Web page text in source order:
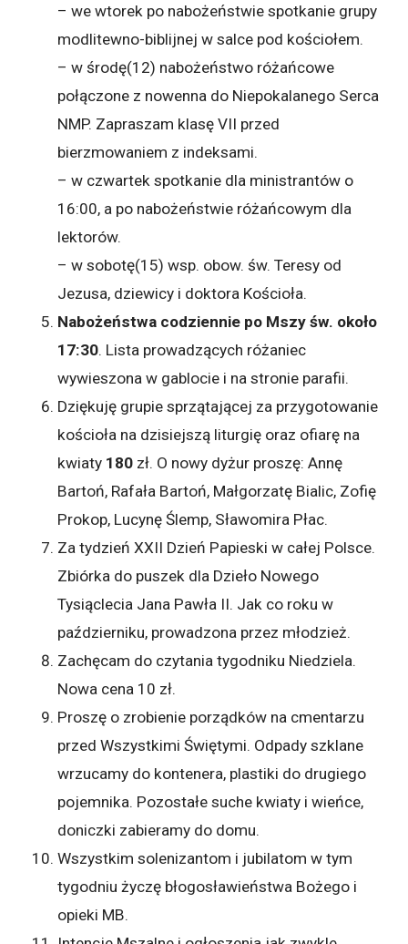
– we wtorek po nabożeństwie spotkanie grupy
modlitewno-biblijnej w salce pod kościołem.
– w środę(12) nabożeństwo różańcowe
połączone z nowenna do Niepokalanego Serca
NMP. Zapraszam klasę VII przed
bierzmowaniem z indeksami.
– w czwartek spotkanie dla ministrantów o
16:00, a po nabożeństwie różańcowym dla
lektorów.
– w sobotę(15) wsp. obow. św. Teresy od
Jezusa, dziewicy i doktora Kościoła.
Nabożeństwa codziennie po Mszy św. około
17:30. Lista prowadzących różaniec
wywieszona w gablocie i na stronie parafii.
Dziękuję grupie sprzątającej za przygotowanie
kościoła na dzisiejszą liturgię oraz ofiarę na
kwiaty 180 zł. O nowy dyżur proszę: Annę
Bartoń, Rafała Bartoń, Małgorzatę Bialic, Zofię
Prokop, Lucynę Ślemp, Sławomira Płac.
Za tydzień XXII Dzień Papieski w całej Polsce.
Zbiórka do puszek dla Dzieło Nowego
Tysiąclecia Jana Pawła II. Jak co roku w
październiku, prowadzona przez młodzież.
Zachęcam do czytania tygodniku Niedziela.
Nowa cena 10 zł.
Proszę o zrobienie porządków na cmentarzu
przed Wszystkimi Świętymi. Odpady szklane
wrzucamy do kontenera, plastiki do drugiego
pojemnika. Pozostałe suche kwiaty i wieńce,
doniczki zabieramy do domu.
Wszystkim solenizantom i jubilatom w tym
tygodniu życzę błogosławieństwa Bożego i
opieki MB.